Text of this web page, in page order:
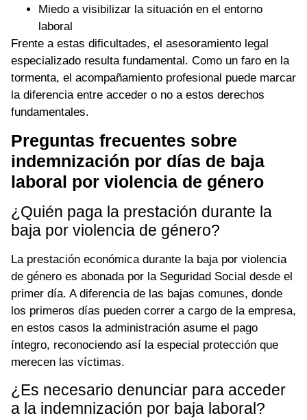
Miedo a visibilizar la situación en el entorno
laboral
Frente a estas dificultades, el asesoramiento legal
especializado resulta fundamental. Como un faro en la
tormenta, el acompañamiento profesional puede marcar
la diferencia entre acceder o no a estos derechos
fundamentales.
Preguntas frecuentes sobre
indemnización por días de baja
laboral por violencia de género
¿Quién paga la prestación durante la
baja por violencia de género?
La prestación económica durante la baja por violencia
de género es abonada por la Seguridad Social desde el
primer día. A diferencia de las bajas comunes, donde
los primeros días pueden correr a cargo de la empresa,
en estos casos la administración asume el pago
íntegro, reconociendo así la especial protección que
merecen las víctimas.
¿Es necesario denunciar para acceder
a la indemnización por baja laboral?